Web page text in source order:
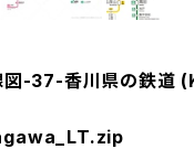
図-37-香川県の鉄道